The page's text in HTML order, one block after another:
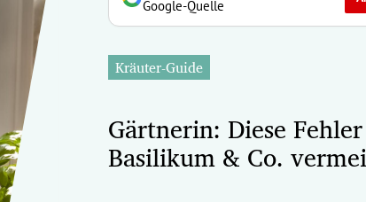
Google-Quelle
Kräuter-Guide
Gärtnerin: Diese
Basilikum & Co.